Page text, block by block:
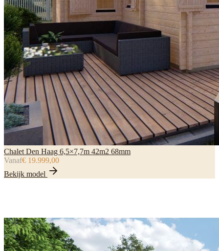
Chalet Den Haag 6,5×7,7m 42m2 68mm
Vanaf€ 19.999,00
Bekijk model